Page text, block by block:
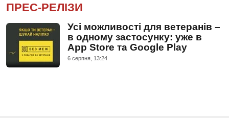
ПРЕС-РЕЛІЗИ
Усі можливості для ветеранів –
в одному застосунку: уже в
App Store та Google Play
6 серпня, 13:24